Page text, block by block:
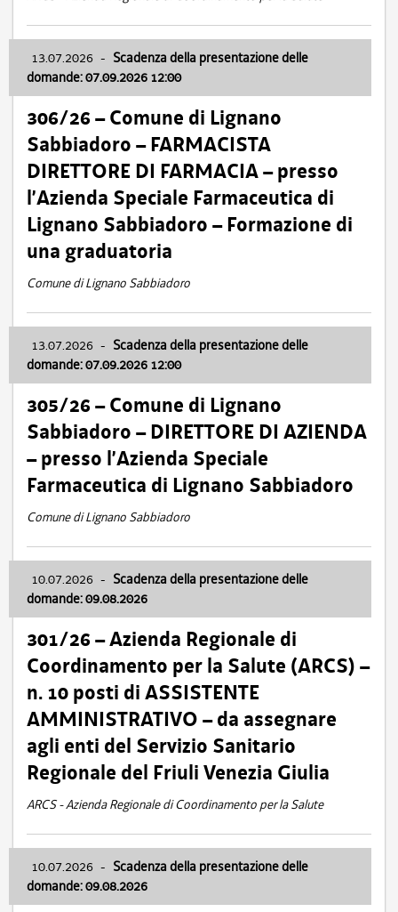
13.07.2026 - Scadenza della presentazione delle
domande: 07.09.2026 12:00
306/26 – Comune di Lignano
Sabbiadoro – FARMACISTA
DIRETTORE DI FARMACIA – presso
l’Azienda Speciale Farmaceutica di
Lignano Sabbiadoro – Formazione di
una graduatoria
Comune di Lignano Sabbiadoro
13.07.2026 - Scadenza della presentazione delle
domande: 07.09.2026 12:00
305/26 – Comune di Lignano
Sabbiadoro – DIRETTORE DI AZIENDA
– presso l’Azienda Speciale
Farmaceutica di Lignano Sabbiadoro
Comune di Lignano Sabbiadoro
10.07.2026 - Scadenza della presentazione delle
domande: 09.08.2026
301/26 – Azienda Regionale di
Coordinamento per la Salute (ARCS) –
n. 10 posti di ASSISTENTE
AMMINISTRATIVO – da assegnare
agli enti del Servizio Sanitario
Regionale del Friuli Venezia Giulia
ARCS - Azienda Regionale di Coordinamento per la Salute
10.07.2026 - Scadenza della presentazione delle
domande: 09.08.2026